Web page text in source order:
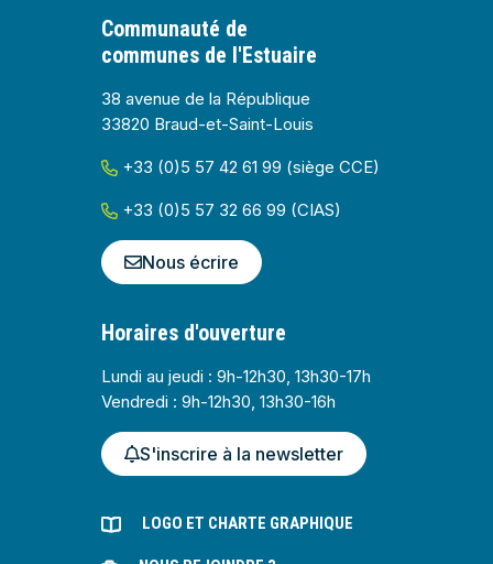
Communauté de
communes de l'Estuaire
38 avenue de la République
33820 Braud-et-Saint-Louis
+33 (0)5 57 42 61 99 (siège CCE)
+33 (0)5 57 32 66 99 (CIAS)
Nous écrire
Horaires d'ouverture
Lundi au jeudi : 9h-12h30, 13h30-17h
Vendredi : 9h-12h30, 13h30-16h
S'inscrire à la newsletter
LOGO ET CHARTE GRAPHIQUE